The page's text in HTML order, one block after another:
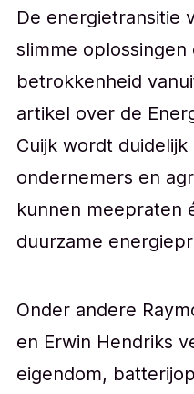
De energietransitie
slimme oplossingen
betrokkenheid
artikel over de
Cuijk wordt
ondernemers en
kunnen meepraten
duurzame
Onder andere
en Erwin Hendriks
eigendom,